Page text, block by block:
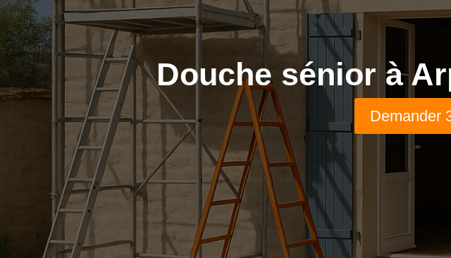
Douche sénior à
Demander